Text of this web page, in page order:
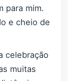
para mim.
e cheio de
celebração
muitas